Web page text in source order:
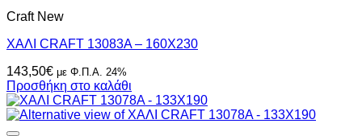
Craft New
ΧΑΛΙ CRAFT 13083A – 160X230
143,50€ με Φ.Π.Α. 24%
Προσθήκη στο καλάθι